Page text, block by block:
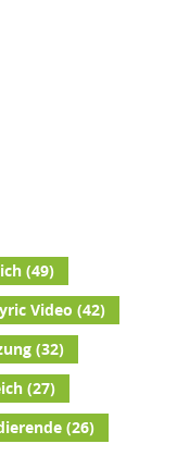
(49)
Video (42)
(32)
(27)
(26)